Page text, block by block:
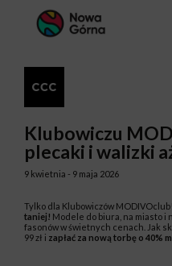
Klubowiczu
plecaki i walizki
9 kwietnia - 9 maja 2026
Tylko dla Klubowiczów MODIVOclub!
taniej! Modele do biura, na miasto i
fasonów w świetnych cenach. Jak
99 zł i zapłać za nową torbę o 40%